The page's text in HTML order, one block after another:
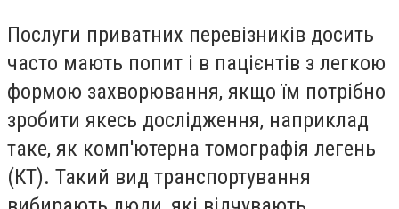
Послуги приватних перевізників досить
часто мають попит і в пацієнтів з легкою
формою захворювання, якщо їм потрібно
зробити якесь дослідження, наприклад
таке, як комп'ютерна томографія легень
(КТ). Такий вид транспортування